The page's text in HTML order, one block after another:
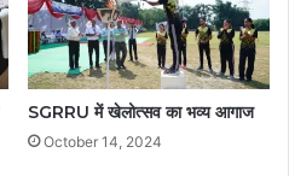
SGRRU में खेलोत्सव का भव्य आगाज
October 14, 2024